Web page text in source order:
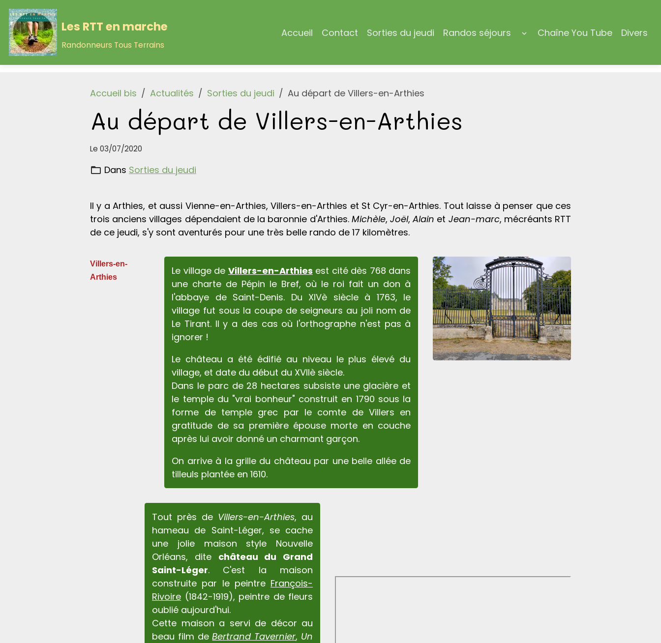
Les RTT en marche
Randonneurs Tous Terrains
Accueil Contact Sorties du jeudi Randos séjours Chaîne You Tube Divers
Accueil bis Actualités Sorties du jeudi Au départ de Villers-en-Arthies
Au départ de Villers-en-Arthies
Le 03/07/2020
Dans Sorties du jeudi
Il y a Arthies, et aussi Vienne-en-Arthies, Villers-en-Arthies et St Cyr-en-Arthies. Tout laisse à penser que ces
trois anciens villages dépendaient de la baronnie d'Arthies. Michèle, Joël,Alain et Jean-marc, mécréants RTT
de ce jeudi, s'y sont aventurés pour une très belle rando de 17 kilomètres.
Villers-en-
Arthies
Le village de Villers-en-Arthies est cité dès 768 dans
une charte de Pépin le Bref, où le roi fait un don à
l'abbaye de Saint-Denis. Du XIVè siècle à 1763, le
village fut sous la coupe de seigneurs au joli nom de
Le Tirant. Il y a des cas où l'orthographe n'est pas à
ignorer !
Le château a été édifié au niveau le plus élevé du
village, et date du début du XVIIè siècle.
Dans le parc de 28 hectares subsiste une glacière et
le temple du "vrai bonheur" construit en 1790 sous la
forme de temple grec par le comte de Villers en
gratitude de sa première épouse morte en couche
après lui avoir donné un charmant garçon.
On arrive à la grille du château par une belle allée de
tilleuls plantée en 1610.
Tout près de Villers-en-Arthies, au
hameau de Saint-Léger, se cache
une jolie maison style Nouvelle
Orléans, dite château du Grand
Saint-Léger. C'est la maison
construite par le peintre François-
Rivoire (1842-1919), peintre de fleurs
oublié aujourd'hui.
Cette maison a servi de décor au
beau film deBertrand Tavernier, Un